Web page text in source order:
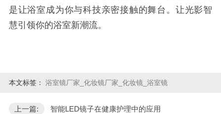
是让浴室成为你与科技亲密接触的舞台。让光影智
慧引领你的浴室新潮流。
本文标签： 浴室镜厂家_化妆镜厂家_化妆镜_浴室镜
上一篇: 智能LED镜子在健康护理中的应用